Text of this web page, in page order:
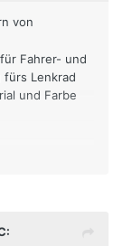
von
Fahrer- und
fürs Lenkrad
und Farbe
- weiß